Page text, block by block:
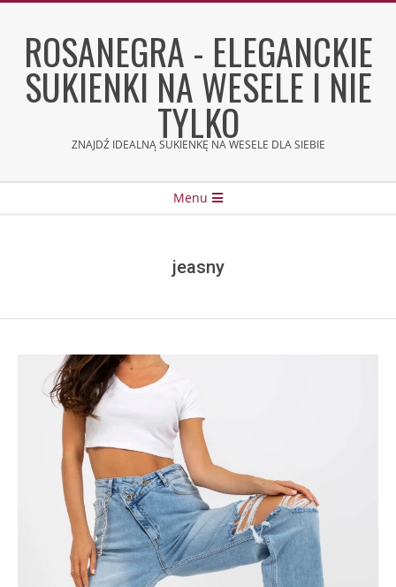
contentROSANEGRA - ELEGANCKIE
SUKIENKI NA WESELE I NIE
TYLKO
ZNAJDŹ IDEALNĄ SUKIENKĘ NA WESELE DLA SIEBIE
Menu
jeasny